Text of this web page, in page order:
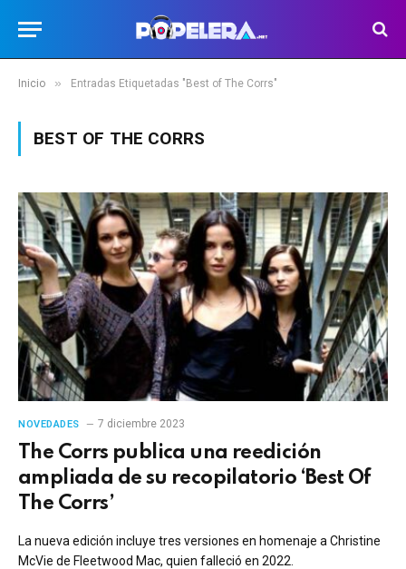
Inicio » Entradas Etiquetadas "Best of The Corrs"
BEST OF THE CORRS
NOVEDADES 7 diciembre 2023
The Corrs publica una reedición
ampliada de su recopilatorio ‘Best Of
The Corrs’
La nueva edición incluye tres versiones en homenaje a Christine
McVie de Fleetwood Mac, quien falleció en 2022.